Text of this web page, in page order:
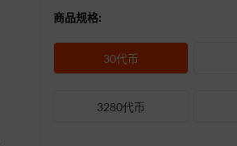
商品规格:
30代币
3280代币